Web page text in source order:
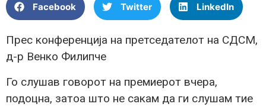
Facebook Twitter LinkedIn
Прес конференција на претседателот на СДСМ,
д-р Венко Филипче
Го слушав говорот на премиерот вчера,
подоцна, затоа што не сакам да ги слушам тие